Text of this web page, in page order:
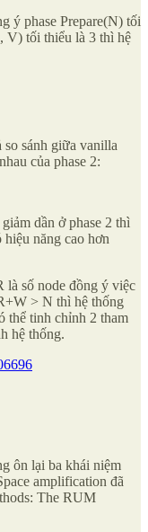
ý phase Prepare(N) tối
V) tối thiểu là 3 thì hệ
so sánh giữa vanilla
của phase 2:
dần ở phase 2 thì
năng cao hơn
là số node đồng ý việc
> N thì hệ thống
thể tinh chỉnh 2 tham
hệ thống.
ôn lại ba khái niệm
amplification đã
The RUM